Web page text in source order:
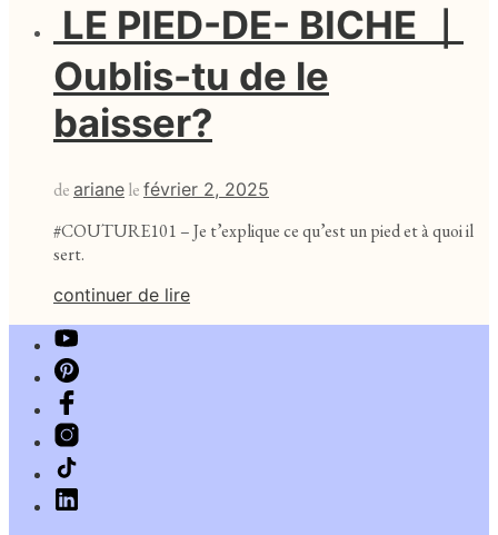
LE PIED-DE- BICHE ｜
Oublis-tu de le
baisser?
de ariane le février 2, 2025
#COUTURE101 – Je t’explique ce qu’est un pied et à quoi il
sert.
continuer de lire